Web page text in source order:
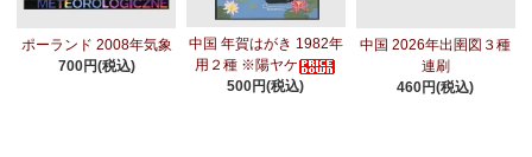
ポーランド 2008年気象
700円(税込)
中国 年賀はがき 1982年
用２種 ※陽ヤケ
500円(税込)
中国 2026年出圉図３種
連刷
460円(税込)